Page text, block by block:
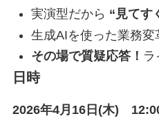
実演型だから “見てす
生成AIを使った業務変
その場で質疑応答！ ラ
日時
2026年4月16日(木)